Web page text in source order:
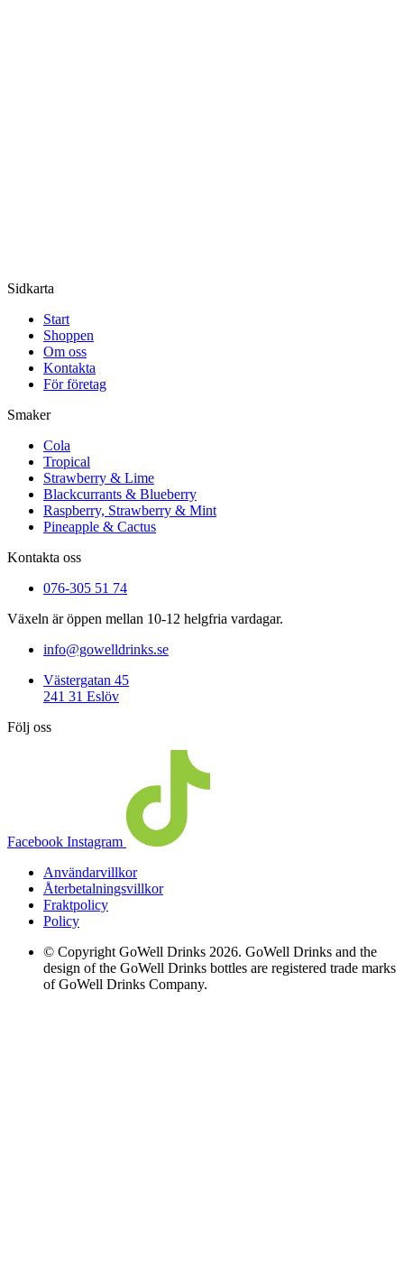
Sidkarta
Start
Shoppen
Om oss
Kontakta
För företag
Smaker
Cola
Tropical
Strawberry & Lime
Blackcurrants & Blueberry
Raspberry, Strawberry & Mint
Pineapple & Cactus
Kontakta oss
076-305 51 74
Växeln är öppen mellan 10-12 helgfria vardagar.
info@gowelldrinks.se
Västergatan 45
241 31 Eslöv
Följ oss
Facebook Instagram
Användarvillkor
Återbetalningsvillkor
Fraktpolicy
Policy
© Copyright GoWell Drinks 2026. GoWell Drinks and the
design of the GoWell Drinks bottles are registered trade marks
of GoWell Drinks Company.